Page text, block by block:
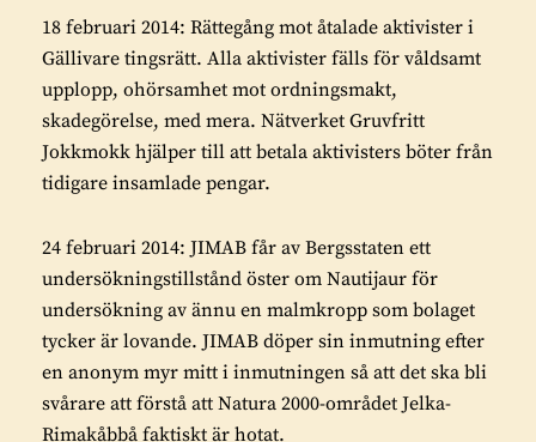
18 februari 2014: Rättegång mot åtalade aktivister i
Gällivare tingsrätt. Alla aktivister fälls för våldsamt
upplopp, ohörsamhet mot ordningsmakt,
skadegörelse, med mera. Nätverket Gruvfritt
Jokkmokk hjälper till att betala aktivisters böter från
tidigare insamlade pengar.
24 februari 2014: JIMAB får av Bergsstaten ett
undersökningstillstånd öster om Nautijaur för
undersökning av ännu en malmkropp som bolaget
tycker är lovande. JIMAB döper sin inmutning efter
en anonym myr mitt i inmutningen så att det ska bli
svårare att förstå att Natura 2000-området Jelka-
Rimakåbbå faktiskt är hotat.